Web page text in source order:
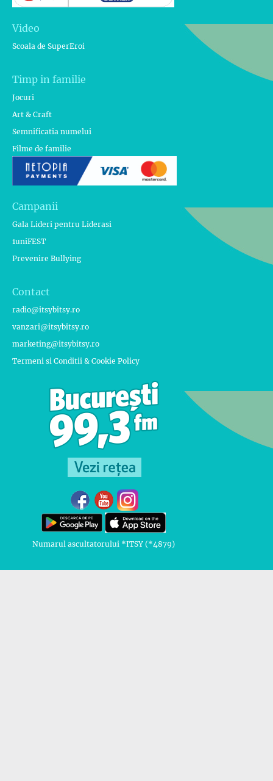
Video
Scoala de SuperEroi
Timp in familie
Jocuri
Art & Craft
Semnificatia numelui
Filme de familie
Campanii
Gala Lideri pentru Liderasi
1uniFEST
Prevenire Bullying
Contact
radio@itsybitsy.ro
vanzari@itsybitsy.ro
marketing@itsybitsy.ro
Termeni si Conditii & Cookie Policy
Numarul ascultatorului *ITSY (*4879)